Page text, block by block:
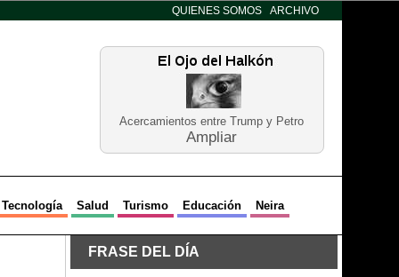
QUIENES SOMOS ARCHIVO
Acercamientos entre Trump y Petro
Ampliar
Tecnología Salud Turismo Educación Neira
FRASE DEL DÍA